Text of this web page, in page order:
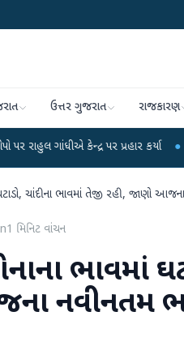
ઉત્તર ગુજરાત રાજકારણ
કેન્દ્ર પર પ્રહાર કર્યા ● હિંમતનગરમાં
ચાંદીના ભાવમાં તેજી રહી, જાણો
1 મિનિટ વાંચન
ભાવમાં
નવીનતમ